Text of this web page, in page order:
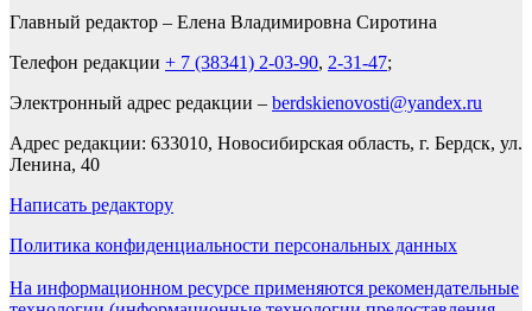
Главный редактор – Елена Владимировна Сиротина
Телефон редакции + 7 (38341) 2-03-90, 2-31-47;
Электронный адрес редакции – berdskienovosti@yandex.ru
Адрес редакции: 633010, Новосибирская область, г. Бердск, ул.
Ленина, 40
Написать редактору
Политика конфиденциальности персональных данных
На информационном ресурсе применяются рекомендательные